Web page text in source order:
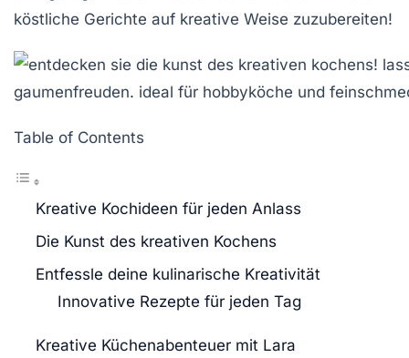
köstliche Gerichte auf kreative Weise zuzubereiten!
Table of Contents
Kreative Kochideen für jeden Anlass
Die Kunst des kreativen Kochens
Entfessle deine kulinarische Kreativität
Innovative Rezepte für jeden Tag
Kreative Küchenabenteuer mit Lara